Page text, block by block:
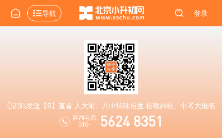
导航 登录
👆识码发送【6】查看 人大附、八中特殊招生 校额到校、中考大报纸
咨询电话:
010-
5624 8351